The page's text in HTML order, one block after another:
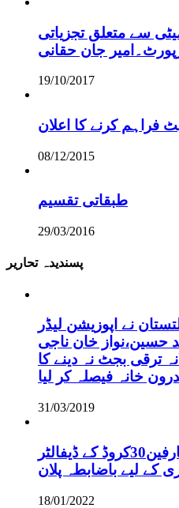
سے متعلق تجزیاتی
جان حقانی
19/10/2017
فراہم کرنے کا اعلان
08/12/2015
طبقاتی تقسیم
29/03/2016
پسندیدہ تحاریر
نے اپوزیشن لیڈر
حسین،نواز خان ناجی
ترقی بجٹ نہ دینے کا
خانہ فیصلہ کر لیا
31/03/2019
گلگت بلتستان، بجلی صارفین30کروڈ کے ڈیفالٹر
کے لیے باضابطہ پلان
18/01/2022